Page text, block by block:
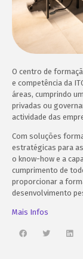
O centro de
e competência da
áreas, cumprindo
privadas ou
actividade das
Com soluções
estratégicas para
o know-how e a
cumprimento de
proporcionar a
desenvolvimento
Mais Infos